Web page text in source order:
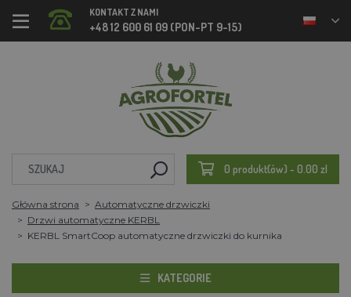
KONTAKT Z NAMI
+48 12 600 61 09 (PON-PT 9-15)
0 produkt(ów) - 0.00 zl
Główna strona
Automatyczne drzwiczki
Drzwi automatyczne KERBL
KERBL SmartCoop automatyczne drzwiczki do kurnika
KATEGORIE